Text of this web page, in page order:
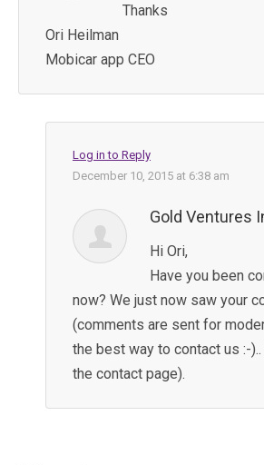
Thanks
Ori Heilman
Mobicar app CEO
Log in to Reply
December 10, 2015 at 6:38 am
Gold Ventures
Hi Ori,
Have you been
now? We just now saw your
(comments are sent for
the best way to contact us :-
the contact page).